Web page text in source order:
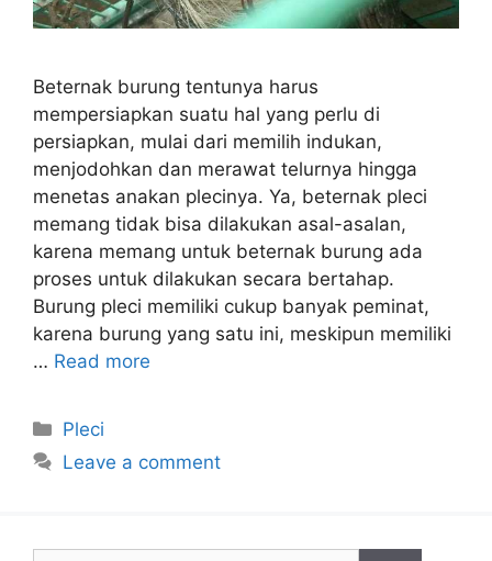
Beternak burung tentunya harus
mempersiapkan suatu hal yang perlu di
persiapkan, mulai dari memilih indukan,
menjodohkan dan merawat telurnya hingga
menetas anakan plecinya. Ya, beternak pleci
memang tidak bisa dilakukan asal-asalan,
karena memang untuk beternak burung ada
proses untuk dilakukan secara bertahap.
Burung pleci memiliki cukup banyak peminat,
karena burung yang satu ini, meskipun memiliki
… Read more
Categories
Pleci
Leave a comment